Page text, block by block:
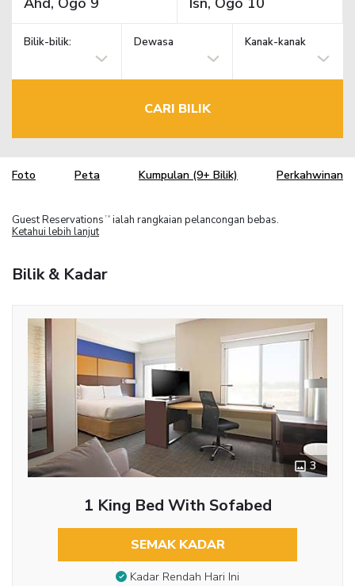
Bilik-bilik: Dewasa Kanak-kanak
CARI BILIK
Foto Peta Kumpulan (9+ Bilik) Perkahwinan
Guest Reservations TM ialah rangkaian pelancongan bebas.
Ketahui lebih lanjut
Bilik & Kadar
3
1 King Bed With Sofabed
SEMAK KADAR
Kadar Rendah Hari Ini